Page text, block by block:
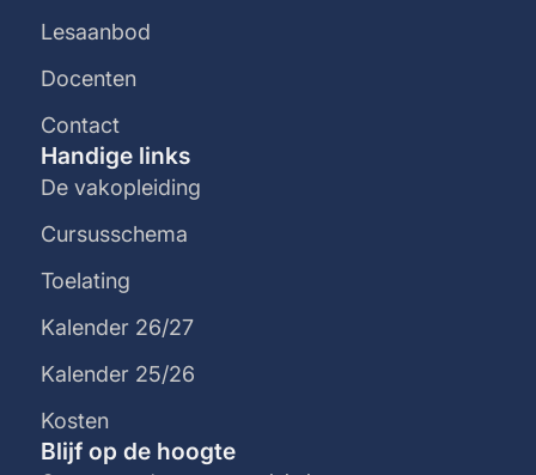
Lesaanbod
Docenten
Contact
Handige links
De vakopleiding
Cursusschema
Toelating
Kalender 26/27
Kalender 25/26
Kosten
Blijf op de hoogte